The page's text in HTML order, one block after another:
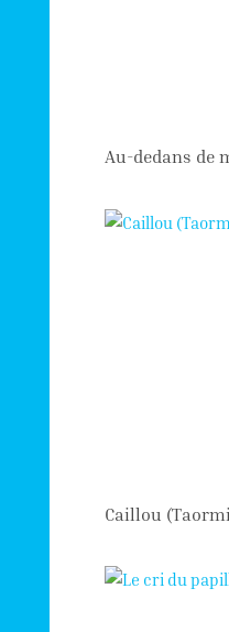
Au-dedans de
Caillou